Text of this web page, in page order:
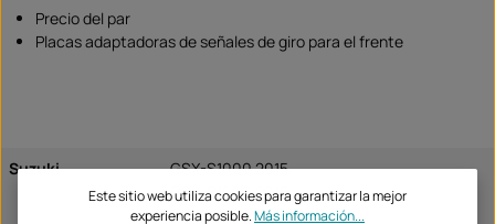
Precio del par
Placas adaptadoras de señales de giro para el frente
Suzuki
GSX-S1000 2015
GSX-S1000 2016
GSX-S1000 2017
Este sitio web utiliza cookies para garantizar la mejor
experiencia posible.Más información...